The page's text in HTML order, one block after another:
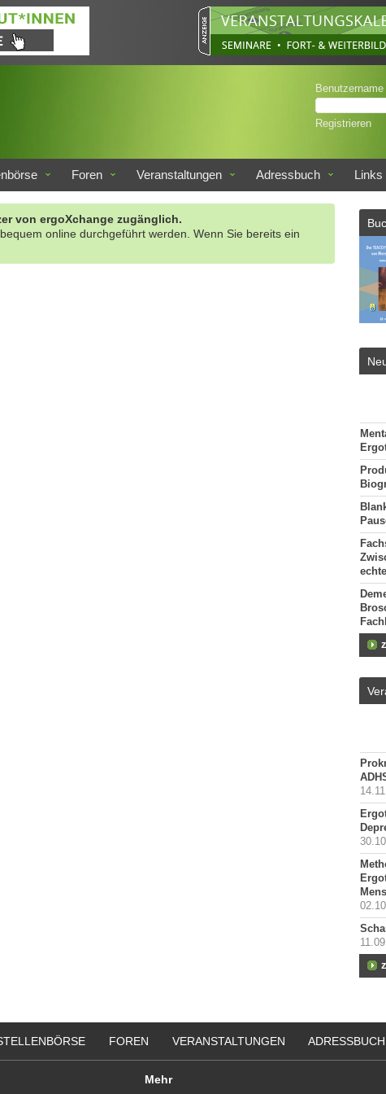
Benutzername
Registrieren
Foren Veranstaltungen Adressbuch Links
von ergoXchange zugänglich.
online durchgeführt werden. Wenn Sie bereits ein
FOREN VERANSTALTUNGEN ADRESSBUCH
Mehr